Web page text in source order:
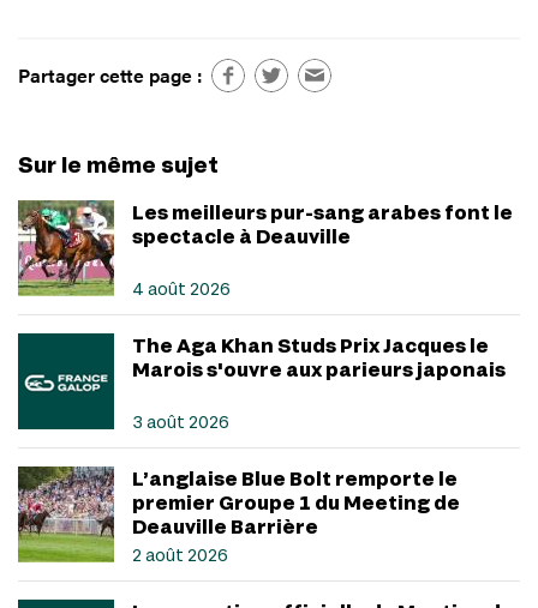
Partager cette page :
Sur le même sujet
Les meilleurs pur-sang arabes font le
spectacle à Deauville
4 août 2026
The Aga Khan Studs Prix Jacques le
Marois s'ouvre aux parieurs japonais
3 août 2026
L’anglaise Blue Bolt remporte le
premier Groupe 1 du Meeting de
Deauville Barrière
2 août 2026